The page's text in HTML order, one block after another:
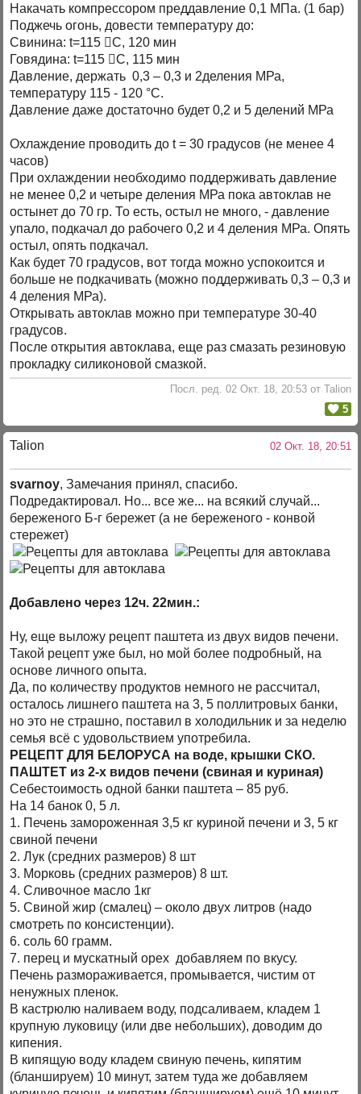
Накачать компрессором преддавление 0,1 МПа. (1 бар)
Поджечь огонь, довести температуру до:
Свинина: t=115 С, 120 мин
Говядина: t=115 С, 115 мин
Давление, держать 0,3 – 0,3 и 2деления МРа,
температуру 115 - 120 °С.
Давление даже достаточно будет 0,2 и 5 делений МРа
Охлаждение проводить до t = 30 градусов (не менее 4
часов)
При охлаждении необходимо поддерживать давление
не менее 0,2 и четыре деления МРа пока автоклав не
остынет до 70 гр. То есть, остыл не много, - давление
упало, подкачал до рабочего 0,2 и 4 деления МРа. Опять
остыл, опять подкачал.
Как будет 70 градусов, вот тогда можно успокоится и
больше не подкачивать (можно поддерживать 0,3 – 0,3 и
4 деления МРа).
Открывать автоклав можно при температуре 30-40
градусов.
После открытия автоклава, еще раз смазать резиновую
прокладку силиконовой смазкой.
Посл. ред. 02 Окт. 18, 20:53 от Talion
5
Talion 02 Окт. 18, 20:51
svarnoy, Замечания принял, спасибо.
Подредактировал. Но... все же... на всякий случай...
береженого Б-г бережет (а не береженого - конвой
стережет)
Добавлено через 12ч. 22мин.:
Ну, еще выложу рецепт паштета из двух видов печени.
Такой рецепт уже был, но мой более подробный, на
основе личного опыта.
Да, по количеству продуктов немного не рассчитал,
осталось лишнего паштета на 3, 5 поллитровых банки,
но это не страшно, поставил в холодильник и за неделю
семья всё с удовольствием употребила.
РЕЦЕПТ ДЛЯ БЕЛОРУСА на воде, крышки СКО.
ПАШТЕТ из 2-х видов печени (свиная и куриная)
Себестоимость одной банки паштета – 85 руб.
На 14 банок 0, 5 л.
1. Печень замороженная 3,5 кг куриной печени и 3, 5 кг
свиной печени
2. Лук (средних размеров) 8 шт
3. Морковь (средних размеров) 8 шт.
4. Сливочное масло 1кг
5. Свиной жир (смалец) – около двух литров (надо
смотреть по консистенции).
6. соль 60 грамм.
7. перец и мускатный орех добавляем по вкусу.
Печень размораживается, промывается, чистим от
ненужных пленок.
В кастрюлю наливаем воду, подсаливаем, кладем 1
крупную луковицу (или две небольших), доводим до
кипения.
В кипящую воду кладем свиную печень, кипятим
(бланшируем) 10 минут, затем туда же добавляем